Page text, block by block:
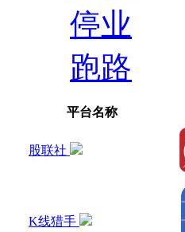
停业
跑路
平台名称
股联社
K线猎手